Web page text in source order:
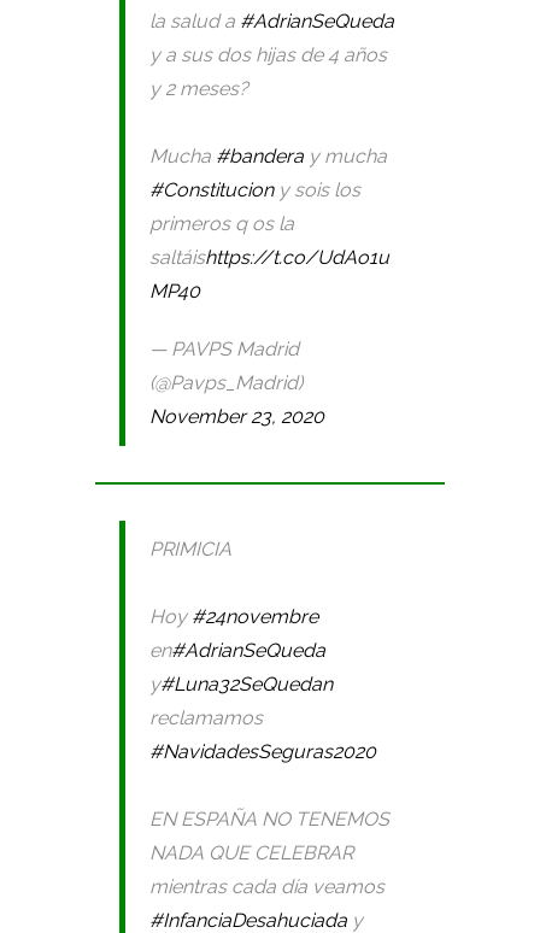
la salud a #AdrianSeQueda
y a sus dos hijas de 4 años
y 2 meses?
Mucha #bandera y mucha
#Constituciony sois los
primeros q os la
saltáishttps://t.co/UdAo1u
MP40
— PAVPS Madrid
(@Pavps_Madrid)
November 23, 2020
PRIMICIA
Hoy #24novembre
en#AdrianSeQueda
y#Luna32SeQuedan
reclamamos
#NavidadesSeguras2020
EN ESPAÑA NO TENEMOS
NADA QUE CELEBRAR
mientras cada día veamos
#InfanciaDesahuciada y